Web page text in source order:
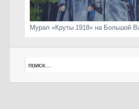
Мурал «Круты 1918» на Большой